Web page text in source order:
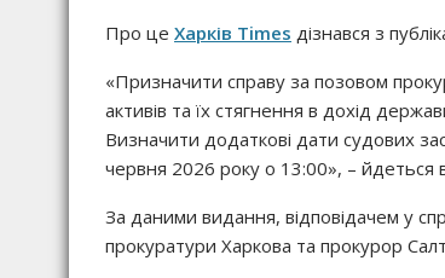
Про це Харків Times дізнався з
«Призначити справу за позовом
активів та їх стягнення в дохід
Визначити додаткові дати судових
червня 2026 року о 13:00», – йдеться
За даними видання, відповідачем у
прокуратури Харкова та прокурор